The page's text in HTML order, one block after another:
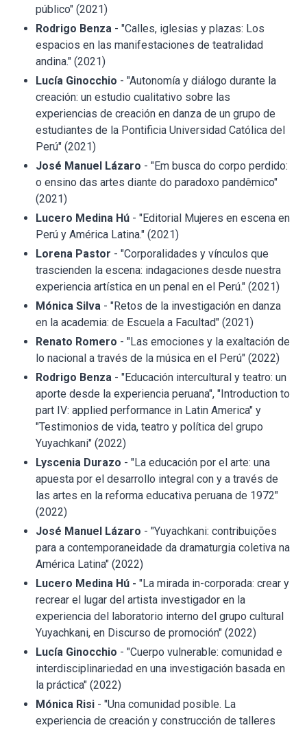
público" (2021)
Rodrigo Benza - "Calles, iglesias y plazas: Los
espacios en las manifestaciones de teatralidad
andina." (2021)
Lucía Ginocchio - "Autonomía y diálogo durante la
creación: un estudio cualitativo sobre las
experiencias de creación en danza de un grupo de
estudiantes de la Pontificia Universidad Católica del
Perú" (2021)
José Manuel Lázaro - "Em busca do corpo perdido:
o ensino das artes diante do paradoxo pandêmico"
(2021)
Lucero Medina Hú - "Editorial Mujeres en escena en
Perú y América Latina." (2021)
Lorena Pastor - "Corporalidades y vínculos que
trascienden la escena: indagaciones desde nuestra
experiencia artística en un penal en el Perú." (2021)
Mónica Silva - "Retos de la investigación en danza
en la academia: de Escuela a Facultad" (2021)
Renato Romero - "Las emociones y la exaltación de
lo nacional a través de la música en el Perú" (2022)
Rodrigo Benza - "Educación intercultural y teatro: un
aporte desde la experiencia peruana", "Introduction to
part IV: applied performance in Latin America" y
"Testimonios de vida, teatro y política del grupo
Yuyachkani" (2022)
Lyscenia Durazo - "La educación por el arte: una
apuesta por el desarrollo integral con y a través de
las artes en la reforma educativa peruana de 1972"
(2022)
José Manuel Lázaro - "Yuyachkani: contribuições
para a contemporaneidade da dramaturgia coletiva na
América Latina" (2022)
Lucero Medina Hú - "La mirada in-corporada: crear y
recrear el lugar del artista investigador en la
experiencia del laboratorio interno del grupo cultural
Yuyachkani, en Discurso de promoción" (2022)
Lucía Ginocchio - "Cuerpo vulnerable: comunidad e
interdisciplinariedad en una investigación basada en
la práctica" (2022)
Mónica Risi - "Una comunidad posible. La
experiencia de creación y construcción de talleres